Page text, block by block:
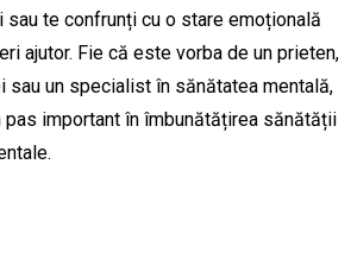
te confrunți cu o stare emoțională
ajutor. Fie că este vorba de un prieten,
sau un specialist în sănătatea mentală,
important în îmbunătățirea sănătății